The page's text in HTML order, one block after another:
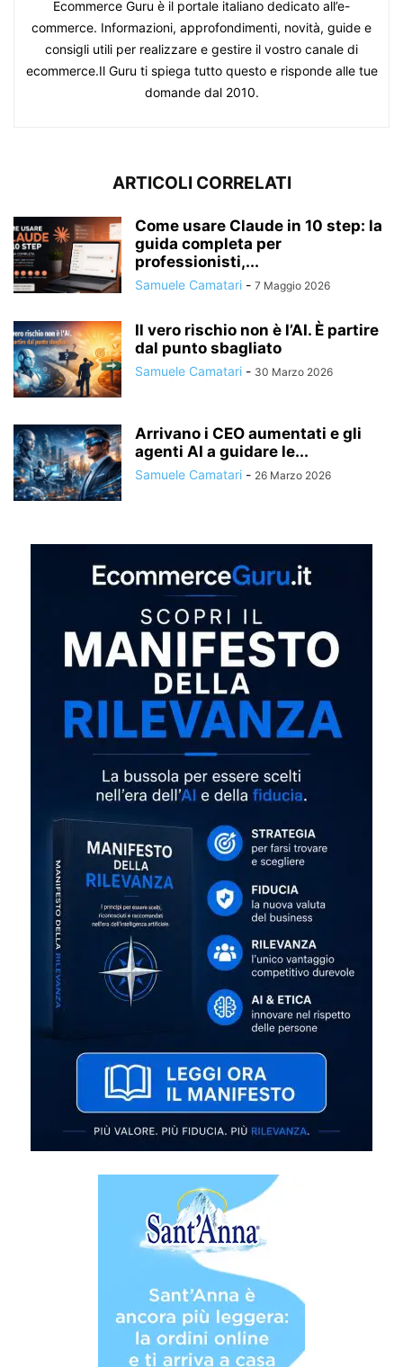
Ecommerce Guru è il portale italiano dedicato all’e-
commerce. Informazioni, approfondimenti, novità, guide e
consigli utili per realizzare e gestire il vostro canale di
ecommerce.Il Guru ti spiega tutto questo e risponde alle tue
domande dal 2010.
ARTICOLI CORRELATI
Come usare Claude in 10 step: la
guida completa per
professionisti,...
Samuele Camatari - 7 Maggio 2026
Il vero rischio non è l’AI. È partire
dal punto sbagliato
Samuele Camatari - 30 Marzo 2026
Arrivano i CEO aumentati e gli
agenti AI a guidare le...
Samuele Camatari - 26 Marzo 2026